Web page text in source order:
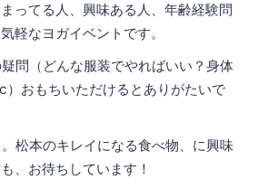
ってる人、興味ある人、年齢経験問
軽なヨガイベントです。
問（どんな服装でやればいい？身体
おもちいただけるとありがたいで
松本のキレイになる食べ物、に興味
、お待ちしています！